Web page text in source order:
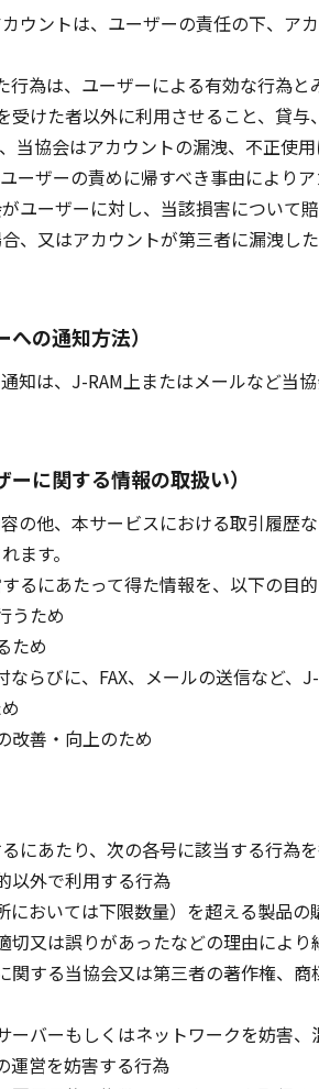
ウントは、ユーザーの責任の下、ア
為は、ユーザーによる有効な行為と
受けた者以外に利用させること、貸
当協会はアカウントの漏洩、不正使
ーザーの責めに帰すべき事由により
ユーザーに対し、当該損害について
、又はアカウントが第三者に漏洩し
の通知方法）
知は、J-RAM上またはメールなど当
に関する情報の取扱い）
の他、本サービスにおける取引履歴
ます。
にあたって得た情報を、以下の目的
うため
ため
ならびに、FAX、メールの送信など
改善・向上のため
にあたり、次の各号に該当する行為を
以外で利用する行為
においては下限数量）を超える製品の
切又は誤りがあったなどの理由によ
関する当協会又は第三者の著作権、
ーバーもしくはネットワークを妨害
運営を妨害する行為